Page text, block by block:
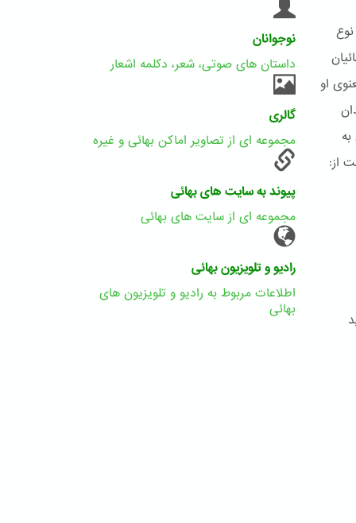
او
از:
نوجوانان
داستان های صوتی، شعر، دکلمه اشعار
گالری
مجموعه ای از تصاویر اماکن بهائی و غیره
پیوند به سایت های بهائی
مجموعه ای از سایت های بهائی
رادیو و تلویزیون بهائی
اطلاعات مربوط به رادیو و تلویزیون های
بهائی